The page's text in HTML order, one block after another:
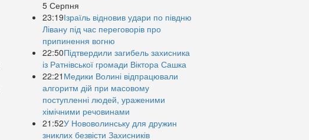
5 Серпня
23:19Ізраїль відновив удари по півдню
Лівану під час переговорів про
припинення вогню
22:50Підтвердили загибель захисника
із Ратнівської громади Віктора Сашка
22:21 Медики Волині відпрацювали
алгоритм дій при масовому
поступленні людей, ураженими
хімічними речовинами
21:52У Нововолинську для дружин
зниклих безвісти Захисників